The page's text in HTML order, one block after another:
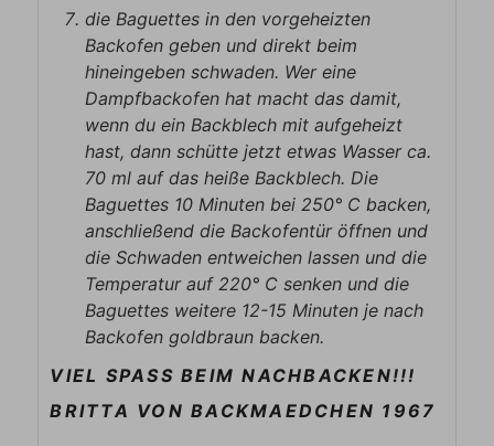
die Baguettes in den vorgeheizten
Backofen geben und direkt beim
hineingeben schwaden. Wer eine
Dampfbackofen hat macht das damit,
wenn du ein Backblech mit aufgeheizt
hast, dann schütte jetzt etwas Wasser ca.
70 ml auf das heiße Backblech. Die
Baguettes 10 Minuten bei 250° C backen,
anschließend die Backofentür öffnen und
die Schwaden entweichen lassen und die
Temperatur auf 220° C senken und die
Baguettes weitere 12-15 Minuten je nach
Backofen goldbraun backen.
VIEL SPASS BEIM NACHBACKEN!!!
BRITTA VON BACKMAEDCHEN 1967